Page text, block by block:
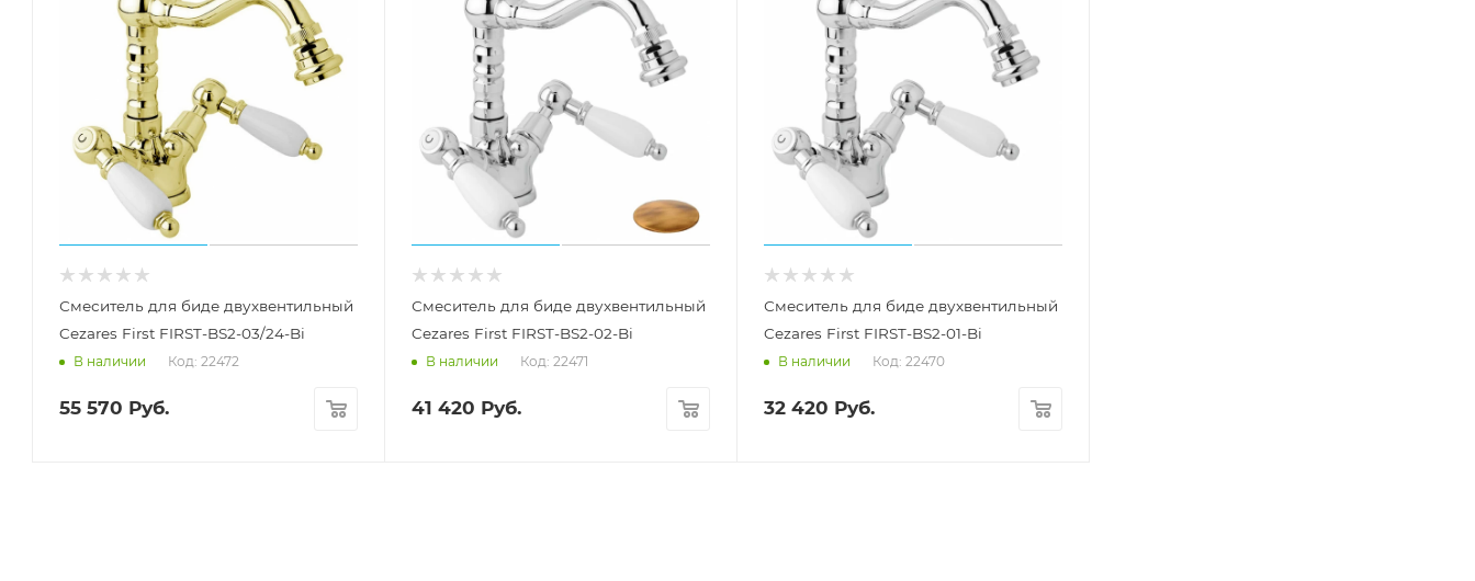
Смеситель для биде двухвентильный
Cezares First FIRST-BS2-03/24-Bi
В наличии Код: 22472
55 570 Руб.
Смеситель для биде двухвентильный
Cezares First FIRST-BS2-02-Bi
В наличии Код: 22471
41 420 Руб.
Смеситель для биде двухвентильный
Cezares First FIRST-BS2-01-Bi
В наличии Код: 22470
32 420 Руб.